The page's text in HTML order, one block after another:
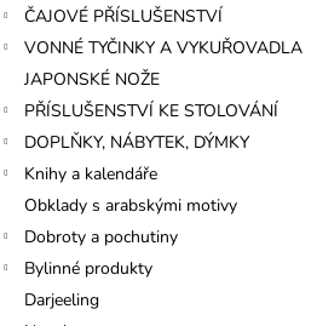
ČAJOVÉ PŘÍSLUŠENSTVÍ
VONNÉ TYČINKY A VYKUŘOVADLA
JAPONSKÉ NOŽE
PŘÍSLUŠENSTVÍ KE STOLOVÁNÍ
DOPLŇKY, NÁBYTEK, DÝMKY
Knihy a kalendáře
Obklady s arabskými motivy
Dobroty a pochutiny
Bylinné produkty
Darjeeling